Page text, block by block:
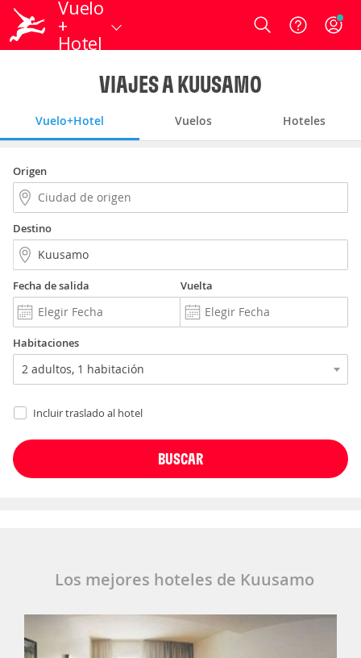
Vuelo
+
Hotel
Login
VIAJES A KUUSAMO
Vuelo+Hotel Vuelos Hoteles
Origen
Destino
Fecha de salida Vuelta
Habitaciones
Incluir traslado al hotel
Los mejores hoteles de Kuusamo